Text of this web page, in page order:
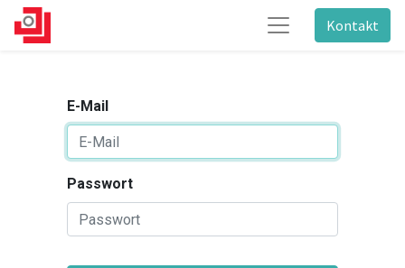
Kontakt
E-Mail
Passwort